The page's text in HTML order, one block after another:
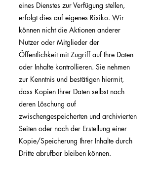
eines Dienstes zur Verfügung stellen,
erfolgt dies auf eigenes Risiko. Wir
können nicht die Aktionen anderer
Nutzer oder Mitglieder der
Öffentlichkeit mit Zugriff auf Ihre Daten
oder Inhalte kontrollieren. Sie nehmen
zur Kenntnis und bestätigen hiermit,
dass Kopien Ihrer Daten selbst nach
deren Löschung auf
zwischengespeicherten und archivierten
Seiten oder nach der Erstellung einer
Kopie/Speicherung Ihrer Inhalte durch
Dritte abrufbar bleiben können.